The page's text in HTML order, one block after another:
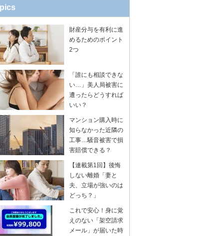
財産分与を有利に進
めるためのポイント
2つ
「誰にも相談できな
い…」美人局被害に
遭ったらどうすれば
いい？
マンション購入時に
知らなかった近隣の
工事…騒音被害で損
害賠償できる？
【連載第1回】後悔
しない離婚「妻と
夫、立場が強いのは
どっち？」
これで安心！身に覚
えのない「架空請求
メール」が届いた時